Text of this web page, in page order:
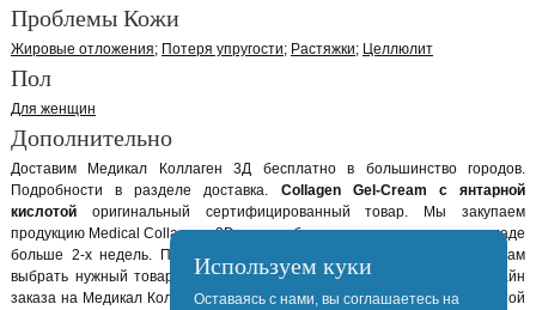
Проблемы Кожи
Жировые отложения Потеря упругости Растяжки Целлюлит
Пол
Для женщин
Дополнительно
Доставим Медикал Коллаген 3Д бесплатно в большинство городов.
Подробности в разделе доставка. Collagen Gel-Cream с янтарной
кислотой оригинальный сертифицированный товар. Мы закупаем
продукцию Medical Collagene 3D так, что бы она не лежала у нас на складе
больше 2-х недель. Позвоните нам и наши консультанты помогут вам
выбрать нужный товар Medical Collagene 3D. Или ждем вашего онлайн
заказа на Медикал Коллаген 3Д Collagen Gel-Cream с янтарной кислотой
Используем куки
Оставаясь с нами, вы соглашаетесь на